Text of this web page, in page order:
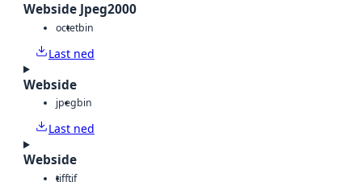
Webside Jpeg2000
octetbin
Last ned
Webside
jpegbin
Last ned
Webside
tifftif